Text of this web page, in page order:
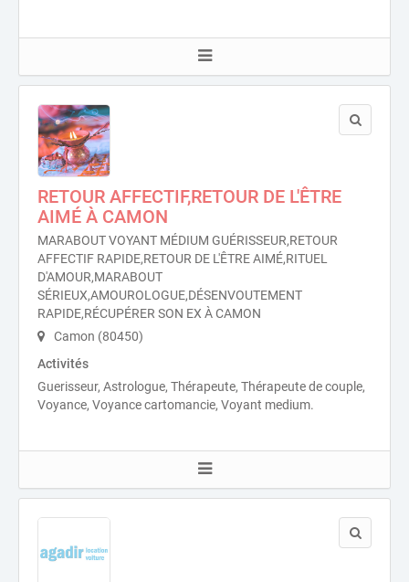
RETOUR AFFECTIF,RETOUR DE L'ÊTRE
AIMÉ À CAMON
MARABOUT VOYANT MÉDIUM GUÉRISSEUR,RETOUR
AFFECTIF RAPIDE,RETOUR DE L'ÊTRE AIMÉ,RITUEL
D'AMOUR,MARABOUT
SÉRIEUX,AMOUROLOGUE,DÉSENVOUTEMENT
RAPIDE,RÉCUPÉRER SON EX À CAMON
Camon (80450)
Activités
Guerisseur, Astrologue, Thérapeute, Thérapeute de couple,
Voyance, Voyance cartomancie, Voyant medium.